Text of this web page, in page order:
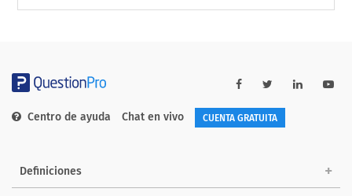
Centro de ayuda Chat en vivo CUENTA GRATUITA
Definiciones